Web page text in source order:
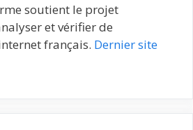
soutient le projet
et vérifier de
français. Dernier site